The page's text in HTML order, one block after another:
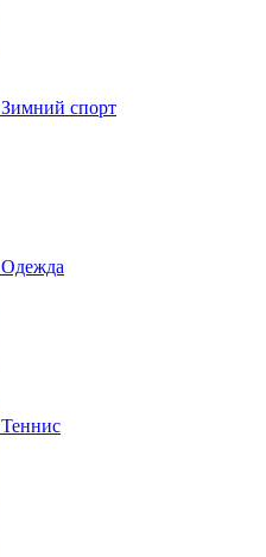
Зимний спорт
Одежда
Теннис